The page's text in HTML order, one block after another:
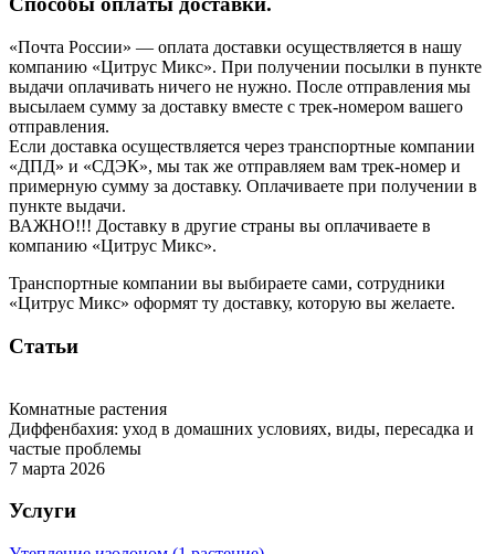
«Почта России» — оплата доставки осуществляется в нашу
компанию «Цитрус Микс». При получении посылки в пункте
выдачи оплачивать ничего не нужно. После отправления мы
высылаем сумму за доставку вместе с трек-номером вашего
отправления.
Если доставка осуществляется через транспортные компании
«ДПД» и «СДЭК», мы так же отправляем вам трек-номер и
примерную сумму за доставку. Оплачиваете при получении в
пункте выдачи.
ВАЖНО!!! Доставку в другие страны вы оплачиваете в
компанию «Цитрус Микс».
Транспортные компании вы выбираете сами, сотрудники
«Цитрус Микс» оформят ту доставку, которую вы желаете.
Статьи
Комнатные растения
Диффенбахия: уход в домашних условиях, виды, пересадка и
частые проблемы
7 марта 2026
Услуги